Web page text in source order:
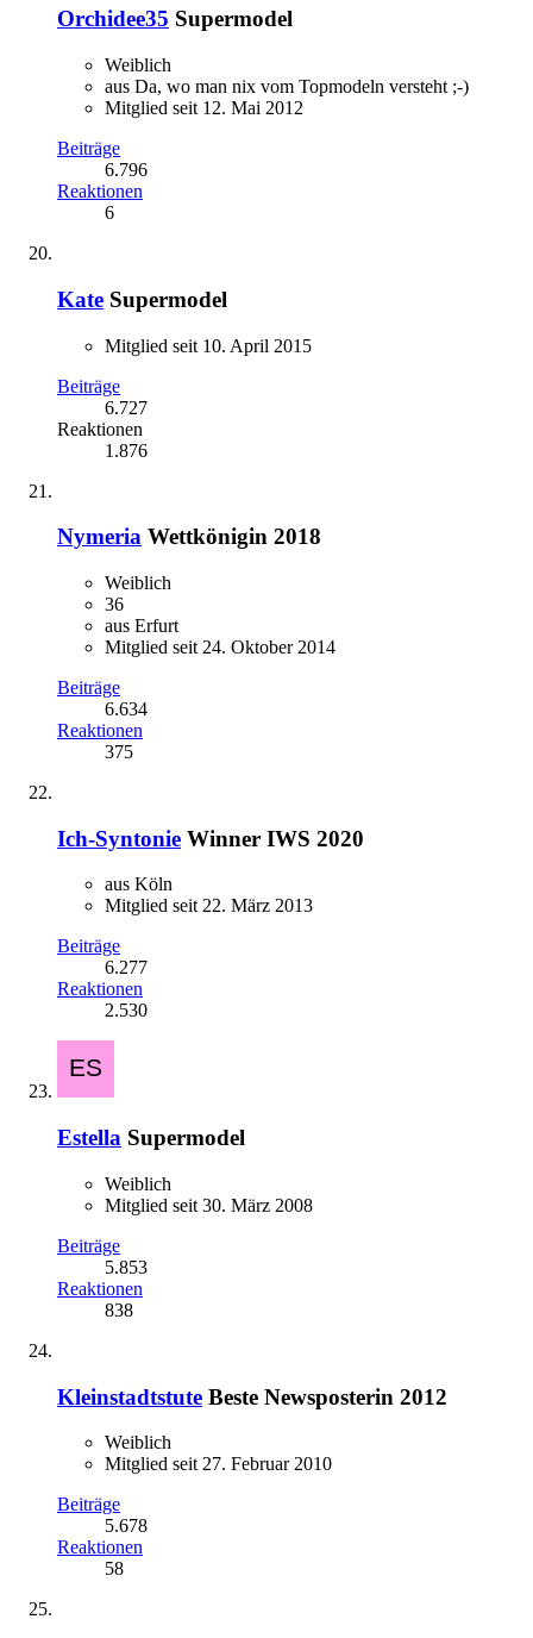
Orchidee35 Supermodel
Weiblich
aus Da, wo man nix vom Topmodeln versteht ;-)
Mitglied seit 12. Mai 2012
Beiträge
6.796
Reaktionen
6
Kate Supermodel
Mitglied seit 10. April 2015
Beiträge
6.727
Reaktionen
1.876
Nymeria Wettkönigin 2018
Weiblich
36
aus Erfurt
Mitglied seit 24. Oktober 2014
Beiträge
6.634
Reaktionen
375
Ich-Syntonie Winner IWS 2020
aus Köln
Mitglied seit 22. März 2013
Beiträge
6.277
Reaktionen
2.530
Estella Supermodel
Weiblich
Mitglied seit 30. März 2008
Beiträge
5.853
Reaktionen
838
Kleinstadtstute Beste Newsposterin 2012
Weiblich
Mitglied seit 27. Februar 2010
Beiträge
5.678
Reaktionen
58